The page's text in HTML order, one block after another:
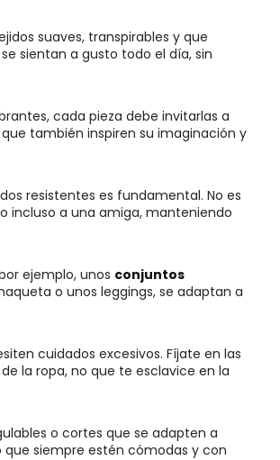
suaves, transpirables y que
sientan a gusto todo el día, sin
cada pieza debe invitarlas a
que también inspiren su imaginación y
resistentes es fundamental. No es
incluso a una amiga, manteniendo
ejemplo, unos conjuntos
o unos leggings, se adaptan a
cuidados excesivos. Fíjate en las
la ropa, no que te esclavice en la
o cortes que se adapten a
que siempre estén cómodas y con